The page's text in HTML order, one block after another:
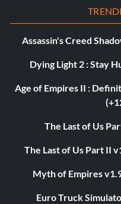
Assassin's Creed
Dying Light 2 : Stay
Age of Empires II :
The Last of Us
The Last of Us Part II
Myth of Empires
Euro Truck